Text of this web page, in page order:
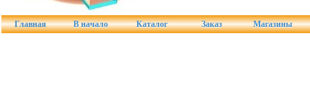
Главная В начало Каталог Заказ Магазины